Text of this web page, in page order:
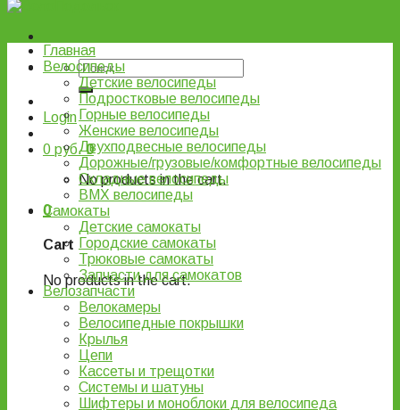
Login
0 руб. 0
No products in the cart.
0
Cart
No products in the cart.
Главная
Велосипеды
Детские велосипеды
Подростковые велосипеды
Горные велосипеды
Женские велосипеды
Двухподвесные велосипеды
Дорожные/грузовые/комфортные велосипеды
Складные велосипеды
BMX велосипеды
Самокаты
Детские самокаты
Городские самокаты
Трюковые самокаты
Запчасти для самокатов
Велозапчасти
Велокамеры
Велосипедные покрышки
Крылья
Цепи
Кассеты и трещотки
Системы и шатуны
Шифтеры и моноблоки для велосипеда